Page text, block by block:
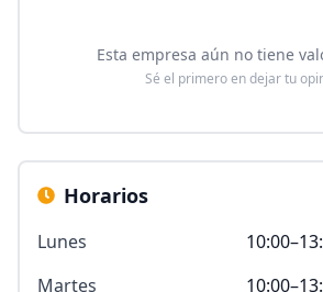
Esta empresa aún no tiene
Sé el primero en dejar tu
Horarios
Lunes
Martes